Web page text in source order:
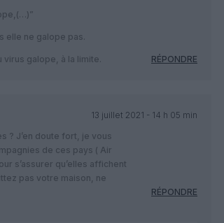
elle ne galope pas.
galope, à la limite. RÉPONDRE
13 juillet 2021 - 14 h 05 min
? J’en doute fort, je vous
de ces pays ( Air
s’assurer qu’elles affichent
pas votre maison, ne
RÉPONDRE